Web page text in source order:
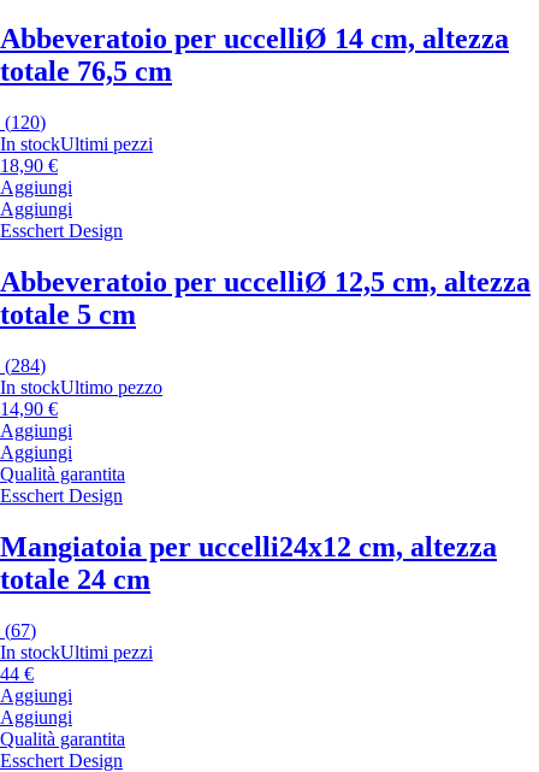
Abbeveratoio per uccelliØ 14 cm, altezza
totale 76,5 cm
(120)
In stockUltimi pezzi
18,90 €
Aggiungi
Aggiungi
Esschert Design
Abbeveratoio per uccelliØ 12,5 cm, altezza
totale 5 cm
(284)
In stockUltimo pezzo
14,90 €
Aggiungi
Aggiungi
Qualità garantita
Esschert Design
Mangiatoia per uccelli24x12 cm, altezza
totale 24 cm
(67)
In stockUltimi pezzi
44 €
Aggiungi
Aggiungi
Qualità garantita
Esschert Design